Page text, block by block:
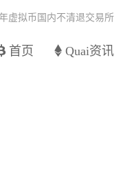
首页 Quai资讯
虚拟币国内不清退交易所